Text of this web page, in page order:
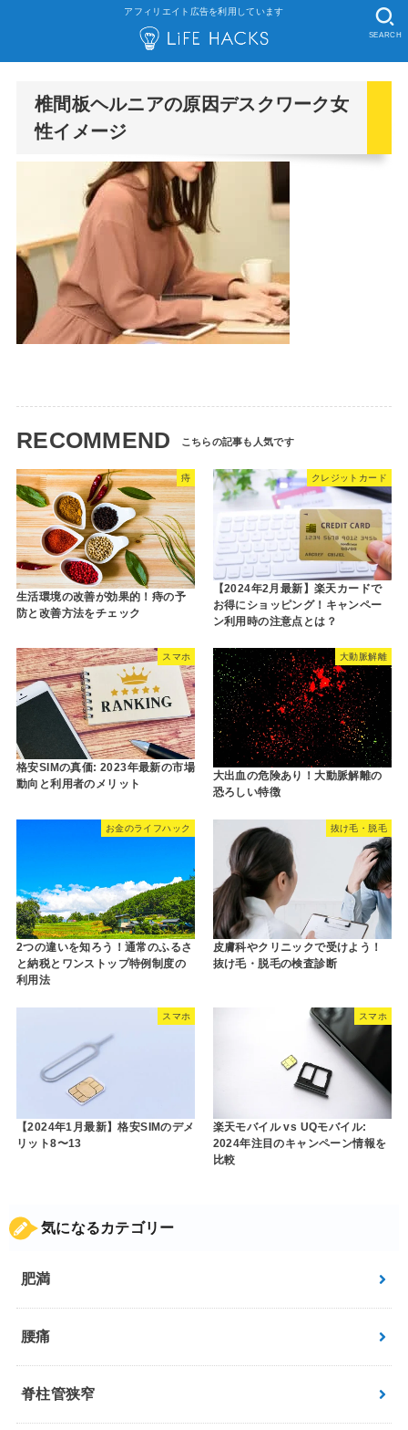
アフィリエイト広告を利用しています
SEARCH
椎間板ヘルニアの原因デスクワーク女
性イメージ
RECOMMEND
痔
生活環境の改善が効果的！痔の予
防と改善方法をチェック
クレジットカード
【2024年2月最新】楽天カードで
お得にショッピング！キャンペー
ン利用時の注意点とは？
スマホ
格安SIMの真価: 2023年最新の市場
動向と利用者のメリット
大動脈解離
大出血の危険あり！大動脈解離の
恐ろしい特徴
お金のライフハック
2つの違いを知ろう！通常のふるさ
と納税とワンストップ特例制度の
利用法
抜け毛・脱毛
皮膚科やクリニックで受けよう！
抜け毛・脱毛の検査診断
スマホ
【2024年1月最新】格安SIMのデメ
リット8〜13
スマホ
楽天モバイル vs UQモバイル:
2024年注目のキャンペーン情報を
比較
気になるカテゴリー
肥満
腰痛
脊柱管狭窄